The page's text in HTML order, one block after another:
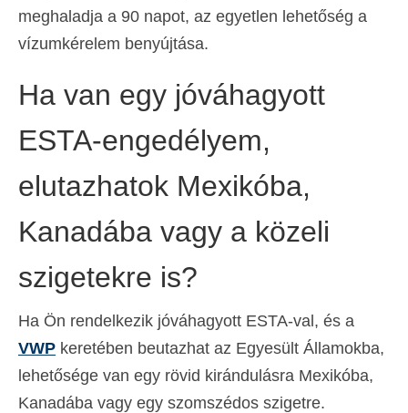
meghaladja a 90 napot, az egyetlen lehetőség a
vízumkérelem benyújtása.
Ha van egy jóváhagyott
ESTA-engedélyem,
elutazhatok Mexikóba,
Kanadába vagy a közeli
szigetekre is?
Ha Ön rendelkezik jóváhagyott ESTA-val, és a
VWP keretében beutazhat az Egyesült Államokba,
lehetősége van egy rövid kirándulásra Mexikóba,
Kanadába vagy egy szomszédos szigetre.